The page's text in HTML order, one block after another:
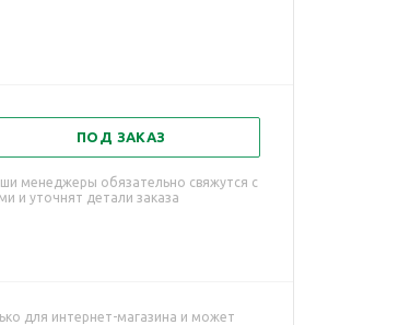
ПОД ЗАКАЗ
менеджеры обязательно свяжутся с
и уточнят детали заказа
для интернет-магазина и может